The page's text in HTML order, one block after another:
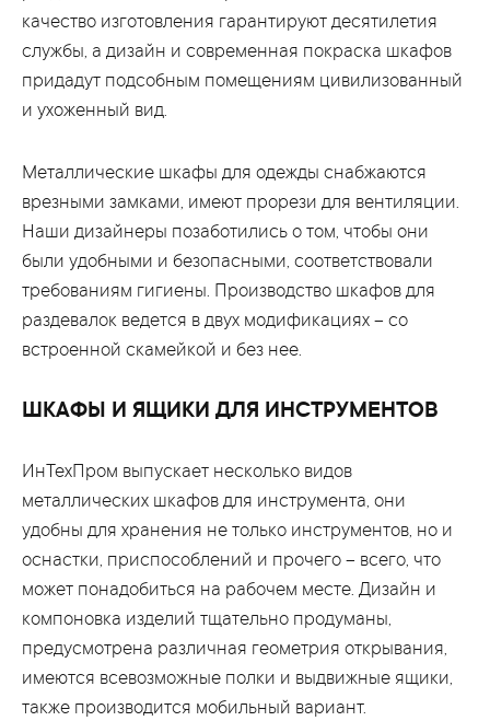
качество изготовления гарантируют десятилетия
службы, а дизайн и современная покраска шкафов
придадут подсобным помещениям цивилизованный
и ухоженный вид.
Металлические шкафы для одежды снабжаются
врезными замками, имеют прорези для вентиляции.
Наши дизайнеры позаботились о том, чтобы они
были удобными и безопасными, соответствовали
требованиям гигиены. Производство шкафов для
раздевалок ведется в двух модификациях – со
встроенной скамейкой и без нее.
ШКАФЫ И ЯЩИКИ ДЛЯ ИНСТРУМЕНТОВ
ИнТехПром выпускает несколько видов
металлических шкафов для инструмента, они
удобны для хранения не только инструментов, но и
оснастки, приспособлений и прочего – всего, что
может понадобиться на рабочем месте. Дизайн и
компоновка изделий тщательно продуманы,
предусмотрена различная геометрия открывания,
имеются всевозможные полки и выдвижные ящики,
также производится мобильный вариант.